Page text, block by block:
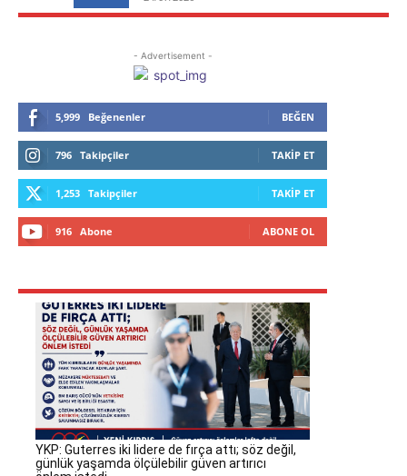
- Advertisement -
5,999 Beğenenler BEĞEN
796 Takipçiler TAKIP ET
1,253 Takipçiler TAKIP ET
916 Abone ABONE OL
YKP: Guterres iki lidere de fırça attı; söz değil,
günlük yaşamda ölçülebilir güven artırıcı